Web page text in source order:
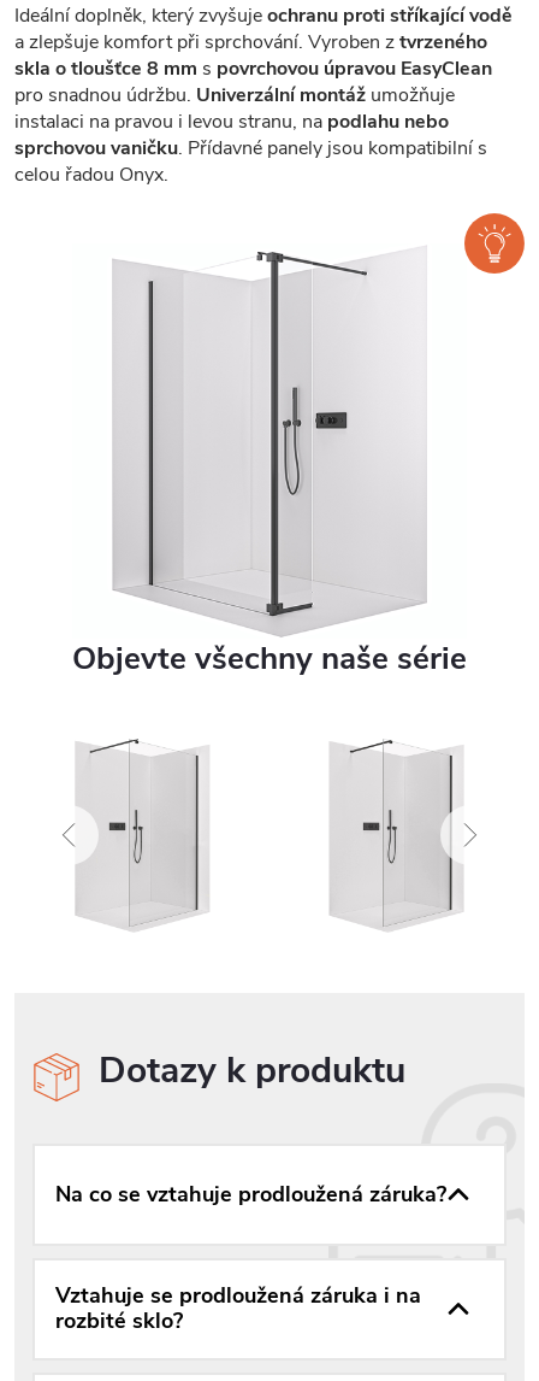
Ideální doplněk, který zvyšujeochranu proti stříkající vodě
a zlepšuje komfort při sprchování. Vyroben ztvrzeného
skla o tloušťce 8 mm s povrchovou úpravou EasyClean
pro snadnou údržbu. Univerzální montáž umožňuje
instalaci na pravou i levou stranu, na podlahu nebo
sprchovou vaničku. Přídavné panely jsou kompatibilní s
celou řadou Onyx.
Objevte všechny naše série
Dotazy k produktu
Na co se vztahuje prodloužená záruka?
Vztahuje se prodloužená záruka i na
rozbité sklo?